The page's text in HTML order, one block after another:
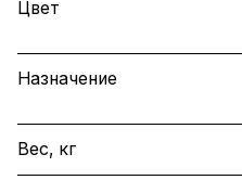
Цвет
Назначение
Вес, кг